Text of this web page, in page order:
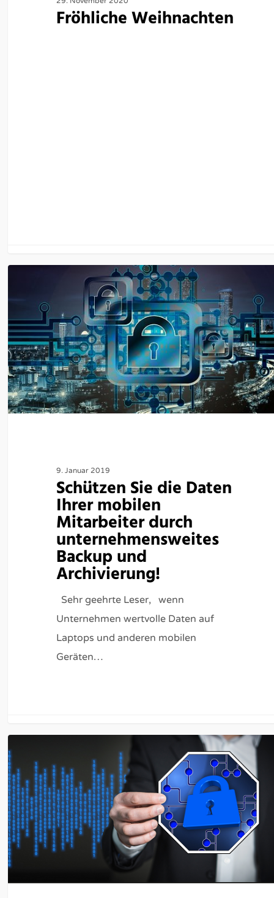
Fröhliche Weihnachten
9. Januar 2019
Schützen Sie die Daten
Ihrer mobilen
Mitarbeiter durch
unternehmensweites
Backup und
Archivierung!
Sehr geehrte Leser, wenn
Unternehmen wertvolle Daten auf
Laptops und anderen mobilen
Geräten…